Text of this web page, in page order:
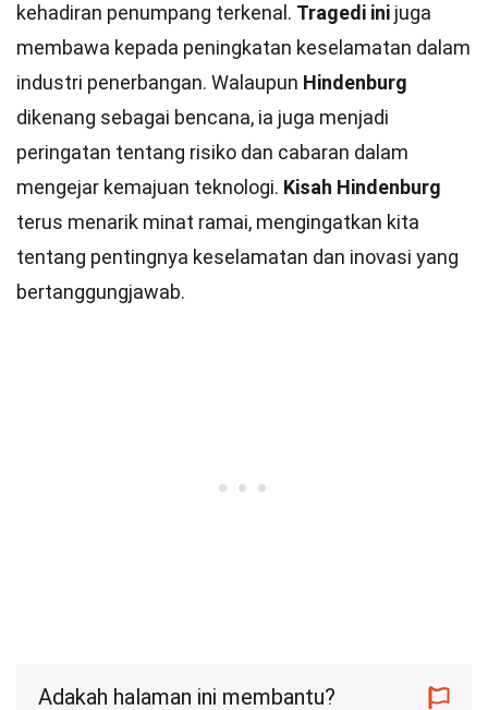
kehadiran penumpang terkenal. Tragedi ini juga
membawa kepada peningkatan keselamatan dalam
industri penerbangan. Walaupun Hindenburg
dikenang sebagai bencana, ia juga menjadi
peringatan tentang risiko dan cabaran dalam
mengejar kemajuan teknologi. Kisah Hindenburg
terus menarik minat ramai, mengingatkan kita
tentang pentingnya keselamatan dan inovasi yang
bertanggungjawab.
Adakah halaman ini membantu?